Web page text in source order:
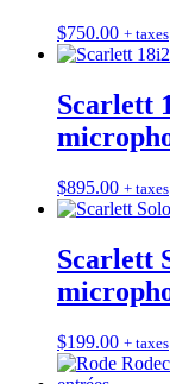
$750.00 + taxes
Scarlett
$895.00 + taxes
Scarlett
$199.00 + taxes